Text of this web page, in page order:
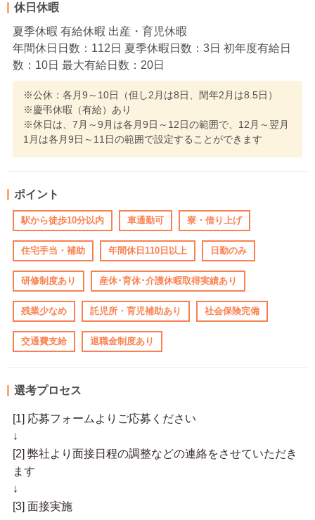
休日休暇
夏季休暇 有給休暇 出産・育児休暇
年間休日日数：112日 夏季休暇日数：3日 初年度有給日
数：10日 最大有給日数：20日
※公休：各月9～10日（但し2月は8日、閏年2月は8.5日）
※慶弔休暇（有給）あり
※休日は、7月～9月は各月9日～12日の範囲で、12月～翌月
1月は各月9日～11日の範囲で設定することができます
ポイント
駅から徒歩10分以内 車通勤可 寮・借り上げ
住宅手当・補助 年間休日110日以上 日勤のみ
研修制度あり 産休･育休･介護休暇取得実績あり
残業少なめ 託児所・育児補助あり 社会保険完備
交通費支給 退職金制度あり
選考プロセス
[1] 応募フォームよりご応募ください
↓
[2] 弊社より面接日程の調整などの連絡をさせていただき
ます
↓
[3] 面接実施